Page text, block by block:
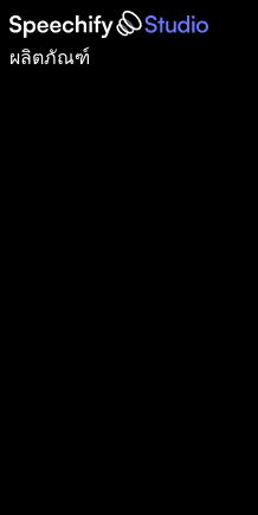
ผลิตภัณฑ์
เขียนได้เร็วขึ้น 5 เท่าด้วยการพิ